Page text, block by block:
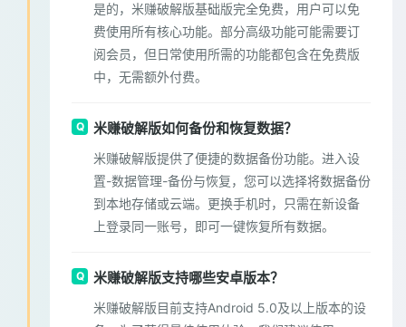
是的，米赚破解版基础版完全免费，用户可以免
费使用所有核心功能。部分高级功能可能需要订
阅会员，但日常使用所需的功能都包含在免费版
中，无需额外付费。
米赚破解版如何备份和恢复数据？
米赚破解版提供了便捷的数据备份功能。进入设
置-数据管理-备份与恢复，您可以选择将数据备份
到本地存储或云端。更换手机时，只需在新设备
上登录同一账号，即可一键恢复所有数据。
米赚破解版支持哪些安卓版本？
米赚破解版目前支持Android 5.0及以上版本的设